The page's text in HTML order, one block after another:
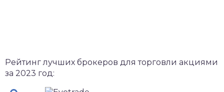
Рейтинг лучших брокеров для торговли акциями
за 2023 год: